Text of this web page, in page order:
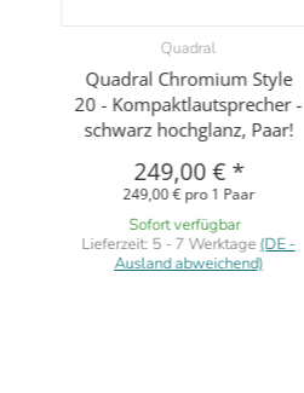
Quadral
Quadral Chromium Style
20 - Kompaktlautsprecher -
schwarz hochglanz, Paar!
249,00 €*
249,00 € pro 1 Paar
Sofort verfügbar
Lieferzeit: 5 - 7 Werktage (DE -
Ausland abweichend)